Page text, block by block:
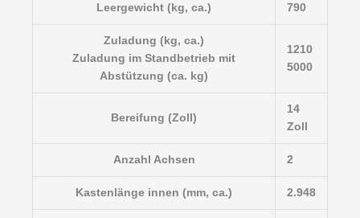
Leergewicht (kg, ca.) 790
Zuladung (kg, ca.)
Zuladung im Standbetrieb mit
Abstützung (ca. kg)
1210
5000
Bereifung (Zoll)
14
Zoll
Anzahl Achsen 2
Kastenlänge innen (mm, ca.) 2.948